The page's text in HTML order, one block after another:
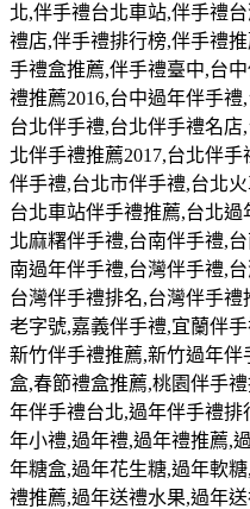
北,伴手禮台北車站,伴手禮台
禮店,伴手禮排行榜,伴手禮推
手禮盒推薦,伴手禮臺中,台
禮推薦2016,台中過年伴手禮,
台北伴手禮,台北伴手禮名店,
北伴手禮推薦2017,台北伴手
伴手禮,台北市伴手禮,台北
台北車站伴手禮推薦,台北過
北麻糬伴手禮,台南伴手禮,
南過年伴手禮,台灣伴手禮,
台灣伴手禮排名,台灣伴手禮
老字號,嘉義伴手禮,宜蘭伴
新竹伴手禮推薦,新竹過年伴
盒,春節禮盒推薦,桃園伴手
年伴手禮台北,過年伴手禮排
年小禮,過年禮,過年禮推薦,
年糖盒,過年花生糖,過年軟糖,
禮推薦,過年送禮水果,過年